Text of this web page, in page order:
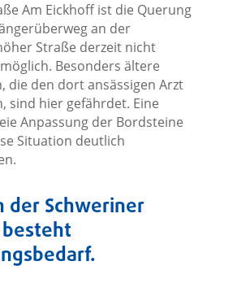
Am Eickhoff ist die Querung
an der
Straße derzeit nicht
Besonders ältere
die den dort ansässigen Arzt
sind hier gefährdet. Eine
Anpassung der Bordsteine
Situation deutlich
der Schweriner